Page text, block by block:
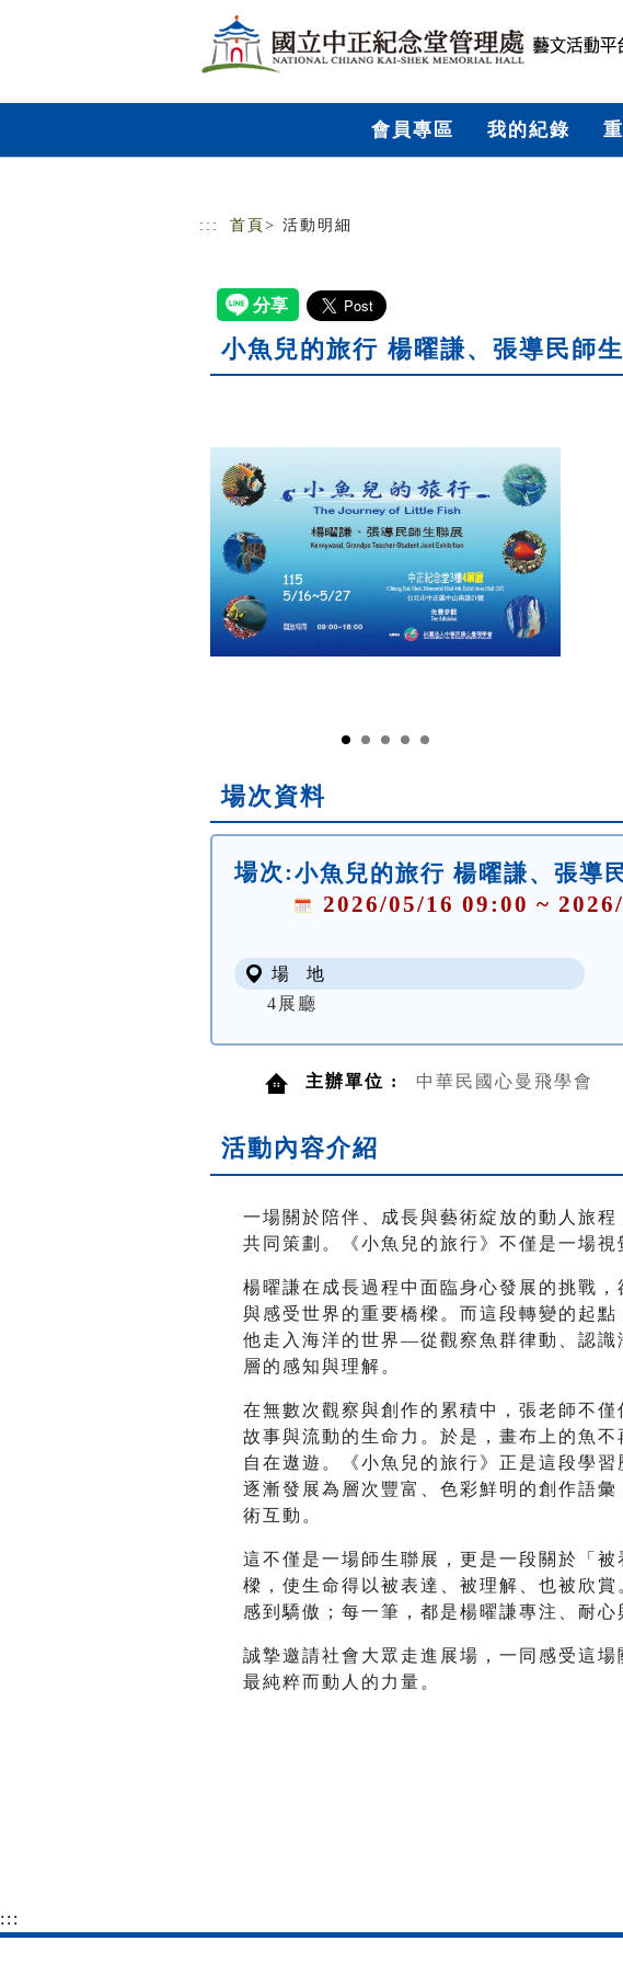
會員專區 我的紀錄
::: 首頁 > 活動明細
小魚兒的旅行 楊曜謙、張導民師
場次資料
場次:小魚兒的旅行 楊曜謙、張導
2026/05/16 09:00 ~
場 地
4展廳
主辦單位 : 中華民國心曼飛學會
活動內容介紹
一場關於陪伴、成長與藝術綻放的動人旅
共同策劃。《小魚兒的旅行》不僅是一場
楊曜謙在成長過程中面臨身心發展的挑戰
與感受世界的重要橋樑。而這段轉變的起
他走入海洋的世界—從觀察魚群律動、認識
層的感知與理解。
在無數次觀察與創作的累積中，張老師不
故事與流動的生命力。於是，畫布上的魚
自在遨遊。《小魚兒的旅行》正是這段學
逐漸發展為層次豐富、色彩鮮明的創作語
術互動。
這不僅是一場師生聯展，更是一段關於「
樑，使生命得以被表達、被理解、也被欣
感到驕傲；每一筆，都是楊曜謙專注、耐心
誠摯邀請社會大眾走進展場，一同感受這
最純粹而動人的力量。
:::